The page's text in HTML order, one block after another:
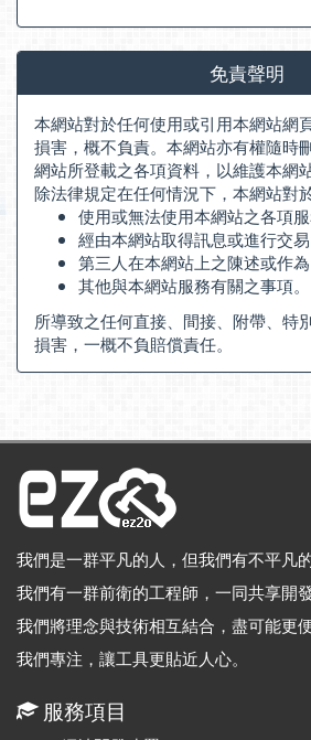
免責聲明
本網站對於任何使用或引用本網站網
損害，概不負責。本網站亦有權隨時
網站所登載之各項資料，以維護本網
除法律規定在任何情況下，本網站對
使用或無法使用本網站之各項服
經由本網站取得訊息或進行交易
第三人在本網站上之陳述或作為
其他與本網站服務有關之事項。
所導致之任何直接、間接、附帶、特
損害，一概不負賠償責任。
我們是一群平凡的人，但我們有不平凡的
我們有一群前衛的工程師，一同共享開發
我們將理念與技術相互結合，盡可能更便
我們專注，讓工具更貼近人心。
服務項目